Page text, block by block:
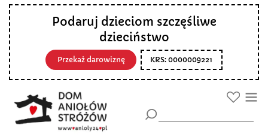
Podaruj dzieciom szczęśliwe
dzieciństwo
Przekaż darowiznę KRS: 0000009221